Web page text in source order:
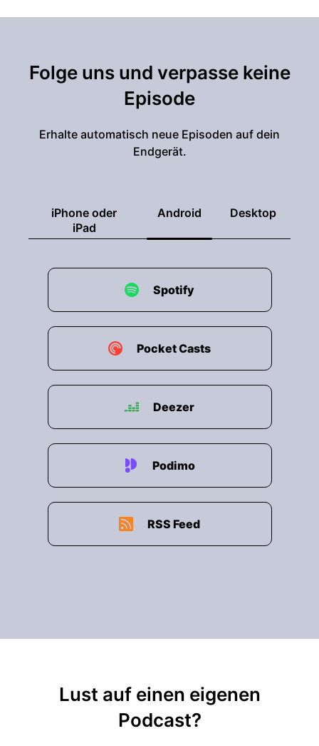
Folge uns und verpasse keine
Episode
Erhalte automatisch neue Episoden auf dein
Endgerät.
iPhone oder
iPad
Android Desktop
Spotify
Pocket Casts
Deezer
Podimo
RSS Feed
Lust auf einen eigenen
Podcast?